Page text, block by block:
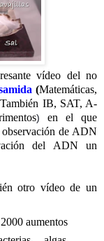
vídeo del no
(Matemáticas,
IB, SAT, A-
) en el que
de ADN
del ADN un
otro vídeo de un
aumentos